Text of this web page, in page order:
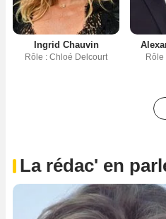
Ingrid Chauvin
Rôle : Chloé Delcourt Rôle
La rédac' en